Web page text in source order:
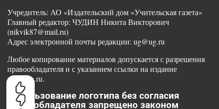
Учредитель: АО «Издательский дом «Учительская газета»
Главный редактор: ЧУДИН Никита Викторович
(nikvik87@mail.ru)
Адрес электронной почты редакции: ug@ug.ru
Любое копирование материалов допускается с разрешения
правообладателя и с указанием ссылки на издание
www.ug.ru.
Использование логотипа без согласия
правообладателя запрещено законом